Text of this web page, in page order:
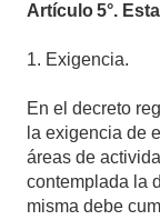
Artículo5°.
1. Exigencia.
En el decreto
la exigencia de
áreas de
contemplada la
misma debe